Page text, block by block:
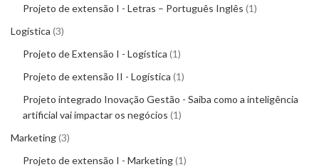
Projeto de extensão I - Letras – Português Inglês 1
Logística 3
Projeto de Extensão I - Logística 1
Projeto de extensão II - Logística 1
Projeto integrado Inovação Gestão - Saiba como a inteligência
artificial vai impactar os negócios 1
Marketing 3
Projeto de extensão I - Marketing 1